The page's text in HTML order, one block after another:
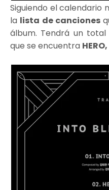
Siguiendo el calendario
la lista de canciones
álbum. Tendrá un total
que se encuentra HERO,